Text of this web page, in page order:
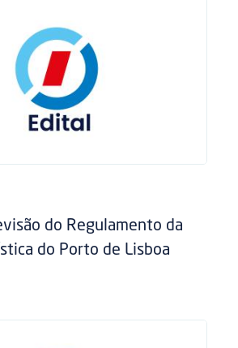
do Regulamento da
do Porto de Lisboa